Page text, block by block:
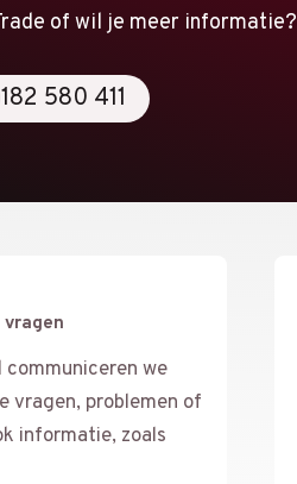
of wil je meer informatie?
580 411
we
vragen, problemen of
informatie, zoals